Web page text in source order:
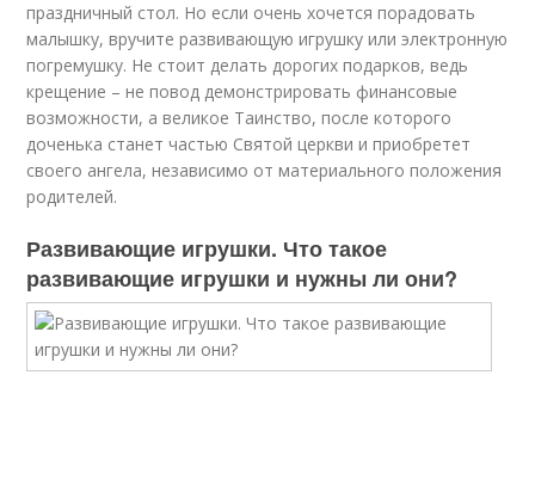
праздничный стол. Но если очень хочется порадовать
малышку, вручите развивающую игрушку или электронную
погремушку. Не стоит делать дорогих подарков, ведь
крещение – не повод демонстрировать финансовые
возможности, а великое Таинство, после которого
доченька станет частью Святой церкви и приобретет
своего ангела, независимо от материального положения
родителей.
Развивающие игрушки. Что такое
развивающие игрушки и нужны ли они?